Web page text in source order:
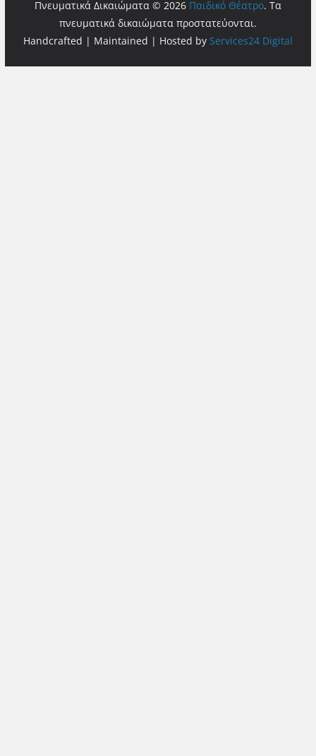
Πνευματικά Δικαιώματα © 2026 Παιδικό Θέατρο. Τα
πνευματικά δικαιώματα προστατεύονται.
Handcrafted | Maintained | Hosted by Services24 Digital